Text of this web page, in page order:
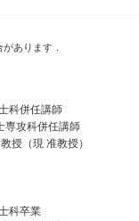
あります．
科併任講師
攻科併任講師
（現 准教授）
科卒業